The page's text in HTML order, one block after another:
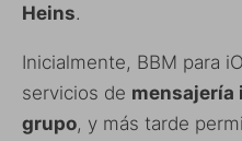
Heins.
Inicialmente, BBM para
servicios de mensajería
grupo, y más tarde